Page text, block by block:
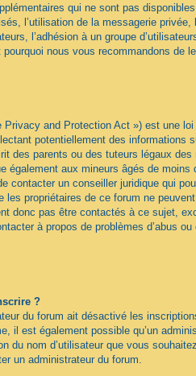
qui ne sont pas
l’utilisation de la messagerie privée,
l’adhésion à un groupe
pourquoi nous vous recommandons de
Privacy and Protection Act ») est une
potentiellement des informations
des parents ou des tuteurs légaux
également aux mineurs âgés de
contacter un conseiller juridique qui
les propriétaires de ce forum ne
donc pas être contactés à ce sujet,
à propos de problèmes d’abus ou
?
du forum ait désactivé les
il est également possible qu’un
du nom d’utilisateur que vous
un administrateur du forum.